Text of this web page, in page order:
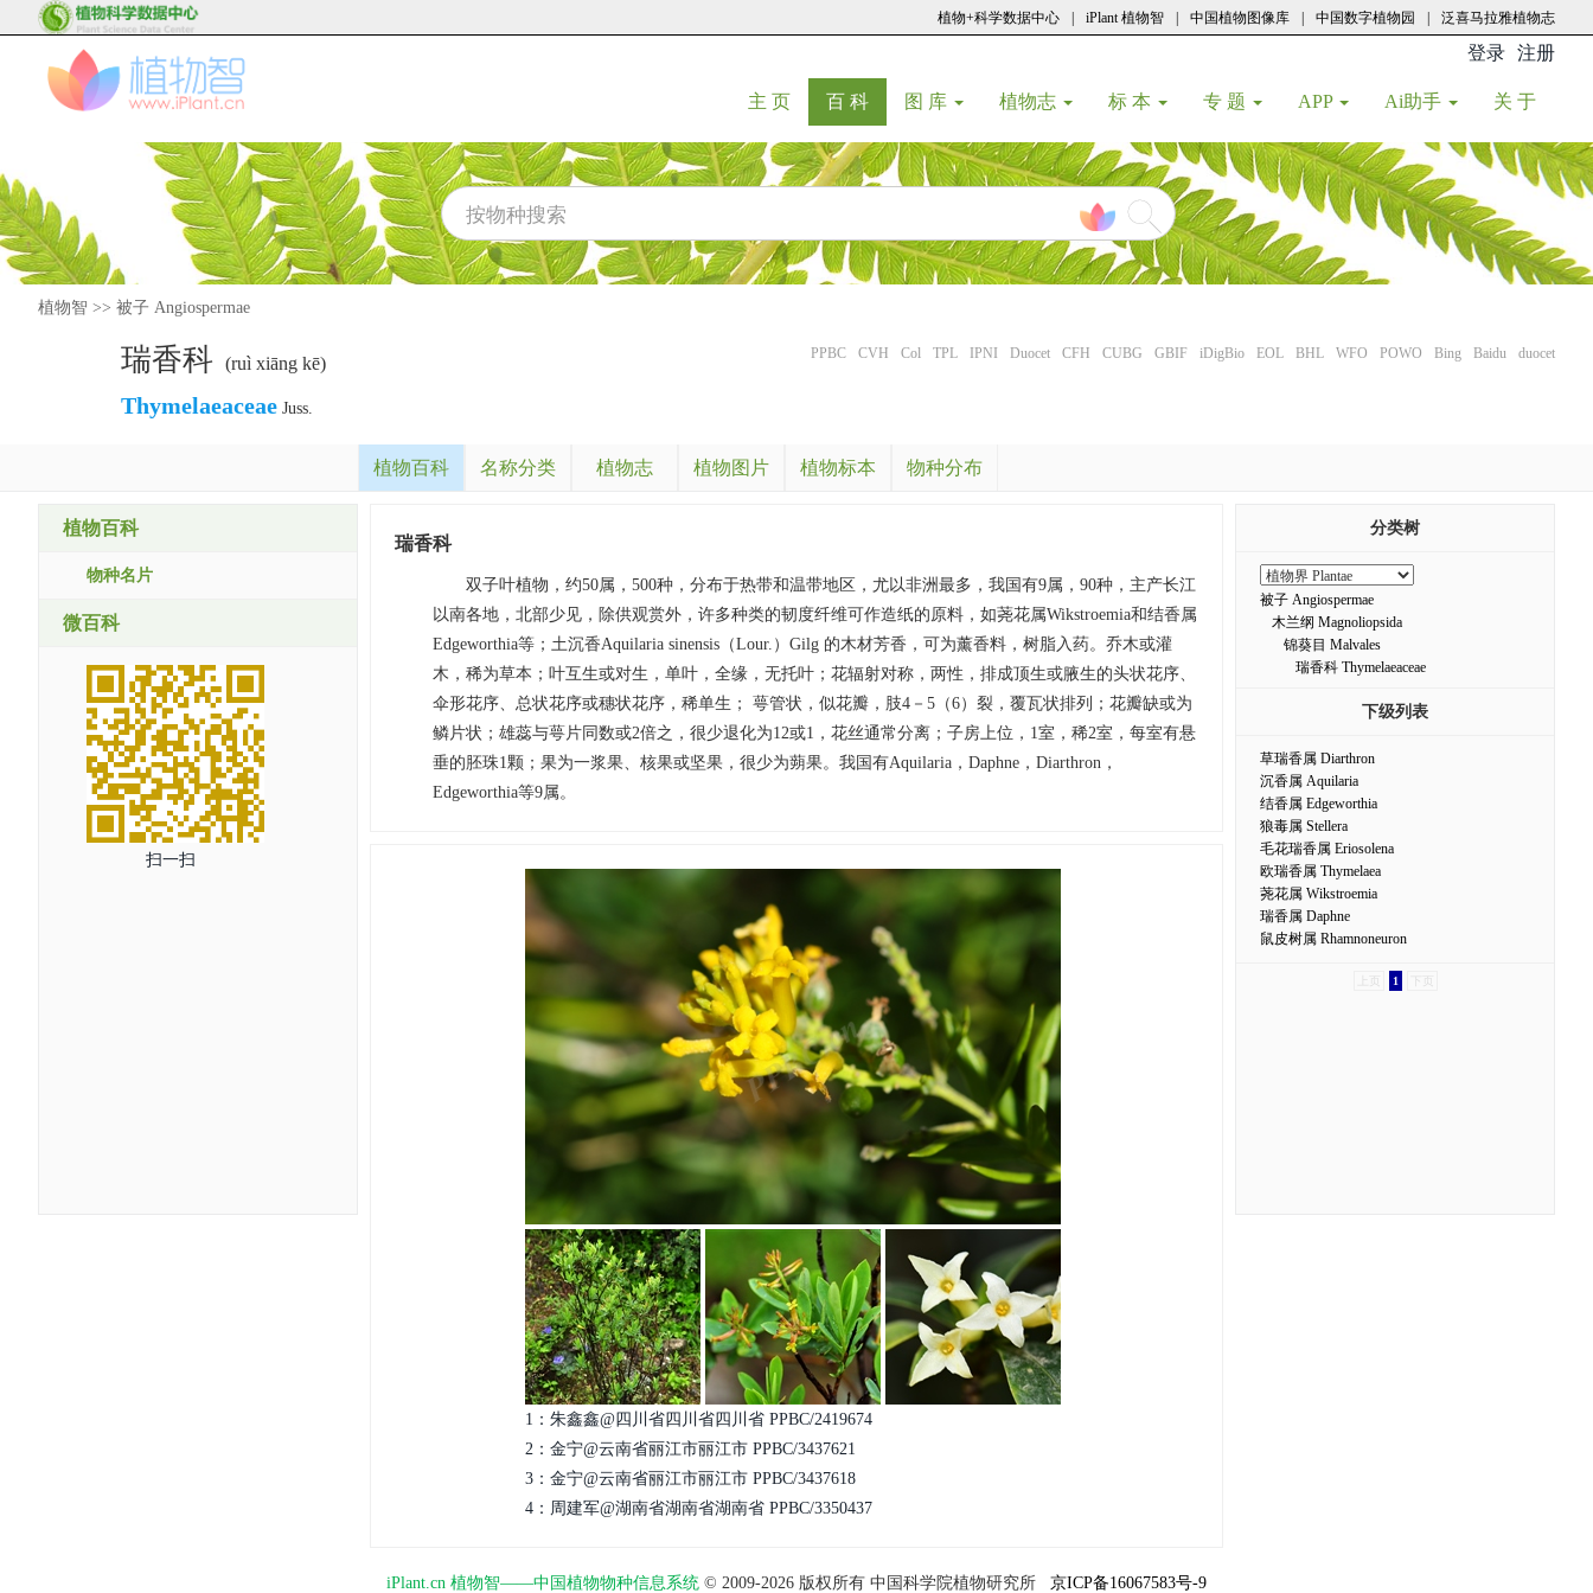
植物+科学数据中心 iPlant 植物智 中国植物图像库 中国数字植物园 泛喜马拉雅植物志
登录 注册
主 页(current)
百 科(current)
图 库 植物志 标 本 专 题 APP Ai助手 关 于
植物智 >> 被子 Angiospermae
瑞香科 (ruì xiāng kē) PPBC CVH Col TPL IPNI Duocet CFH CUBG GBIF iDigBio EOL BHL WFO POWO Bing Baidu duocet
Thymelaeaceae Juss.
植物百科 名称分类 植物志 植物图片 植物标本 物种分布
植物百科
物种名片
微百科
扫一扫
瑞香科
双子叶植物，约50属，500种，分布于热带和温带地区，尤以非洲最多，我国有9属，90种，主产长江
以南各地，北部少见，除供观赏外，许多种类的韧度纤维可作造纸的原料，如荛花属Wikstroemia和结香属
Edgeworthia等；土沉香Aquilaria sinensis（Lour.）Gilg 的木材芳香，可为薰香料，树脂入药。乔木或灌
木，稀为草本；叶互生或对生，单叶，全缘，无托叶；花辐射对称，两性，排成顶生或腋生的头状花序、
伞形花序、总状花序或穗状花序，稀单生； 萼管状，似花瓣，肢4－5（6）裂，覆瓦状排列；花瓣缺或为
鳞片状；雄蕊与萼片同数或2倍之，很少退化为12或1，花丝通常分离；子房上位，1室，稀2室，每室有悬
垂的胚珠1颗；果为一浆果、核果或坚果，很少为蒴果。我国有Aquilaria，Daphne，Diarthron，
Edgeworthia等9属。
1：朱鑫鑫@四川省四川省四川省 PPBC/2419674
2：金宁@云南省丽江市丽江市 PPBC/3437621
3：金宁@云南省丽江市丽江市 PPBC/3437618
4：周建军@湖南省湖南省湖南省 PPBC/3350437
分类树
被子 Angiospermae
木兰纲 Magnoliopsida
锦葵目 Malvales
瑞香科 Thymelaeaceae
下级列表
草瑞香属 Diarthron
沉香属 Aquilaria
结香属 Edgeworthia
狼毒属 Stellera
毛花瑞香属 Eriosolena
欧瑞香属 Thymelaea
荛花属 Wikstroemia
瑞香属 Daphne
鼠皮树属 Rhamnoneuron
1 下页
iPlant.cn 植物智——中国植物物种信息系统 © 2009-2026 版权所有 中国科学院植物研究所 京ICP备16067583号-9